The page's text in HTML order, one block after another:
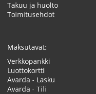
Takuu ja huolto
Toimitusehdot
Maksutavat:
Verkkopankki
Luottokortti
Avarda - Lasku
Avarda - Tili